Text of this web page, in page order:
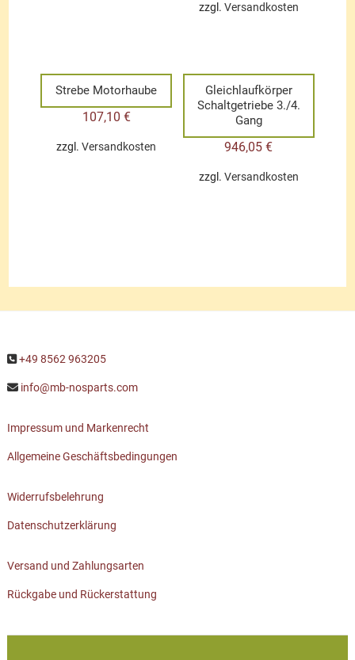
zzgl. Versandkosten
Strebe Motorhaube
107,10 €
zzgl.Versandkosten
Gleichlaufkörper
Schaltgetriebe 3./4.
Gang
946,05€
zzgl. Versandkosten
+49 8562 963205
info@mb-nosparts.com
Impressum und Markenrecht
Allgemeine Geschäftsbedingungen
Widerrufsbelehrung
Datenschutzerklärung
Versand und Zahlungsarten
Rückgabe und Rückerstattung